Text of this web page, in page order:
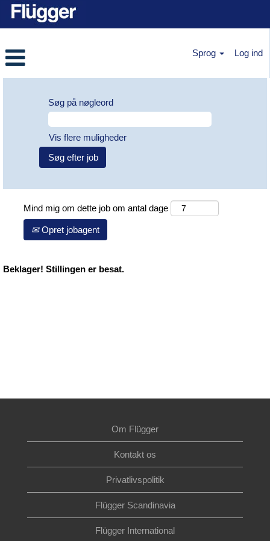
Sprog Log ind
Søg på nøgleord
Vis flere muligheder
Mind mig om dette job om antal dage
Opret jobagent
Beklager! Stillingen er besat.
Om Flügger
Kontakt os
Privatlivspolitik
Flügger Scandinavia
Flügger International